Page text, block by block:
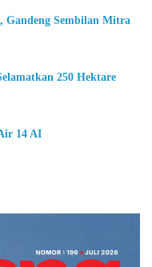
Gandeng Sembilan Mitra
250 Hektare
14 AI